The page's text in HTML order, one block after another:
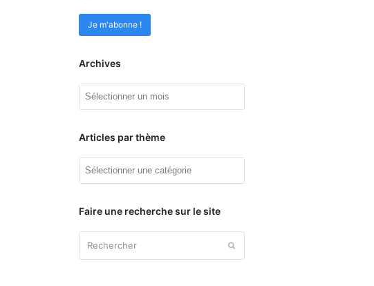
Archives
Articles par thème
Articles
Faire une recherche sur le site